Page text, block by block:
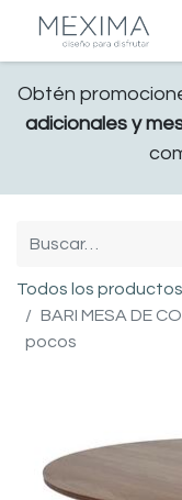
Obtén
adicionales y
Todos los productos
BARI MESA DE
pocos